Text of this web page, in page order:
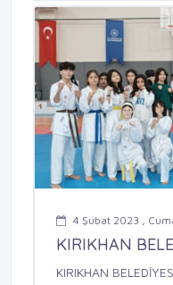
4 Şubat 2023 ,
KIRIKHAN
KIRIKHAN